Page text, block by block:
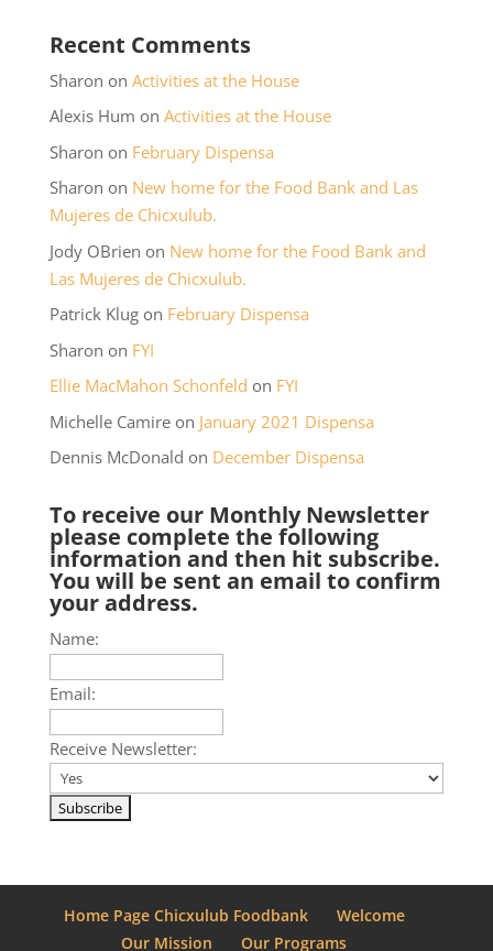
Recent Comments
Sharon on Activities at the House
Alexis Hum on Activities at the House
Sharon on February Dispensa
Sharon on New home for the Food Bank and Las
Mujeres de Chicxulub.
Jody OBrien on New home for the Food Bank and
Las Mujeres de Chicxulub.
Patrick Klugon February Dispensa
Sharon on FYI
Ellie MacMahon Schonfeld on FYI
Michelle Camireon January 2021 Dispensa
Dennis McDonald on December Dispensa
To receive our Monthly Newsletter
please complete the following
information and then hit subscribe.
You will be sent an email to confirm
your address.
Name:
Email:
Receive Newsletter:
Home Page Chicxulub Foodbank
Welcome
Our Mission
Our Programs